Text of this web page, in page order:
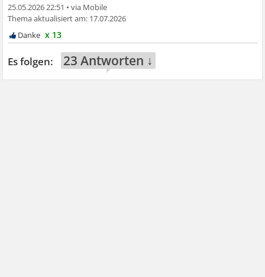
25.05.2026 22:51 •
17.07.2026
x 13
23 Antworten ↓